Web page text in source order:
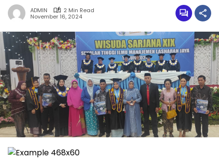
ADMIN
2 Min Read
November 16, 2024